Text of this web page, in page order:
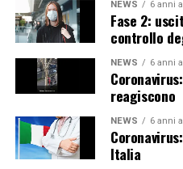
NEWS 6 anni
Fase 2:
controllo
NEWS 6 anni
reagiscono
NEWS 6 anni
Italia